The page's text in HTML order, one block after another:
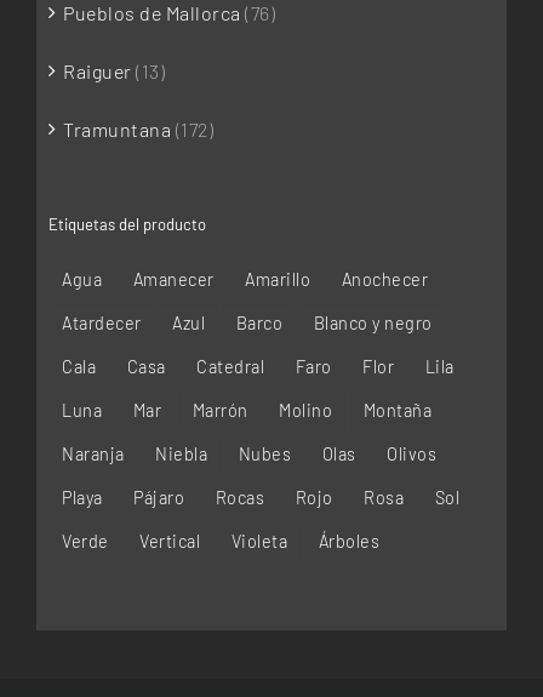
Pueblos de Mallorca (76)
Raiguer (13)
Tramuntana (172)
Etiquetas del producto
Agua Amanecer Amarillo Anochecer
Atardecer Azul Barco Blanco y negro
Cala Casa Catedral Faro Flor Lila
Luna Mar Marrón Molino Montaña
Naranja Niebla Nubes Olas Olivos
Playa Pájaro Rocas Rojo Rosa Sol
Verde Vertical Violeta Árboles